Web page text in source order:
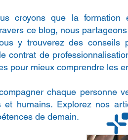
croyons que la
ce blog, nous
y trouverez des conseils
contrat de
pour mieux comprendre les
chaque personne
et humains. Explorez nos
de demain.